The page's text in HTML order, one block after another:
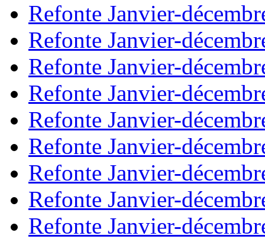
Refonte Janvier-
Refonte Janvier-
Refonte Janvier-
Refonte Janvier-
Refonte Janvier-
Refonte Janvier-
Refonte Janvier-
Refonte Janvier-
Refonte Janvier-